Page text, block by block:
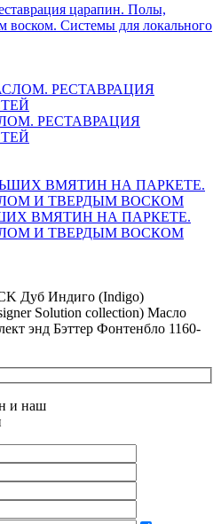
царапин. Полы,
воском. Системы для локального
РЕСТАВРАЦИЯ
ВМЯТИН НА ПАРКЕТЕ.
И ТВЕРДЫМ ВОСКОМ
Дуб Индиго (Indigo)
Solution collection) Масло
энд Бэттер Фонтенбло 1160-
и наш